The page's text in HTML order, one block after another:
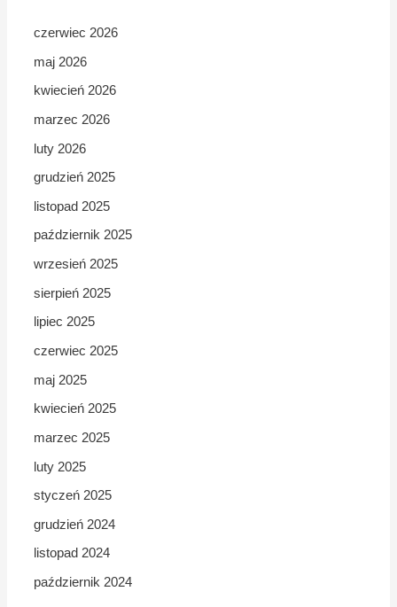
czerwiec 2026
maj 2026
kwiecień 2026
marzec 2026
luty 2026
grudzień 2025
listopad 2025
październik 2025
wrzesień 2025
sierpień 2025
lipiec 2025
czerwiec 2025
maj 2025
kwiecień 2025
marzec 2025
luty 2025
styczeń 2025
grudzień 2024
listopad 2024
październik 2024